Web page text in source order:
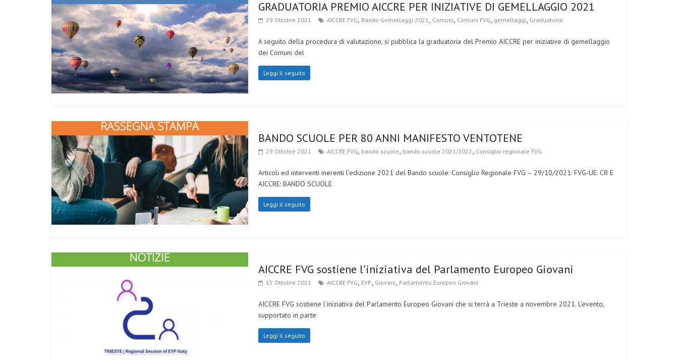
GRADUATORIA PREMIO AICCRE PER INIZIATIVE DI GEMELLAGGIO 2021
29 Ottobre 2021 AICCRE FVG, Bando Gemellaggi 2021, Comuni, Comuni FVG, gemellaggi, Graduatoria
A seguito della procedura di valutazione, si pubblica la graduatoria del Premio AICCRE per iniziative di gemellaggio
dei Comuni del
Leggi il seguito
BANDO SCUOLE PER 80 ANNI MANIFESTO VENTOTENE
29 Ottobre 2021 AICCRE FVG, bando scuole, bando scuole 2021/2022 , Consiglio regionale FVG
Articoli ed interventi inerenti l’edizione 2021 del Bando scuole: Consiglio Regionale FVG – 29/10/2021: FVG-UE. CR E
AICCRE: BANDO SCUOLE
Leggi il seguito
AICCRE FVG sostiene l’iniziativa del Parlamento Europeo Giovani
15 Ottobre 2021 AICCRE FVG, EYP, Giovani, Parlamento Europeo Giovani
AICCRE FVG sostiene l’iniziativa del Parlamento Europeo Giovani che si terrà a Trieste a novembre 2021. L’evento,
supportato in parte
Leggi il seguito